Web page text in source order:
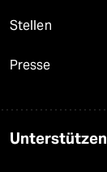
Stellen
Presse
Unterstützen